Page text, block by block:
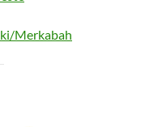
Merkabah